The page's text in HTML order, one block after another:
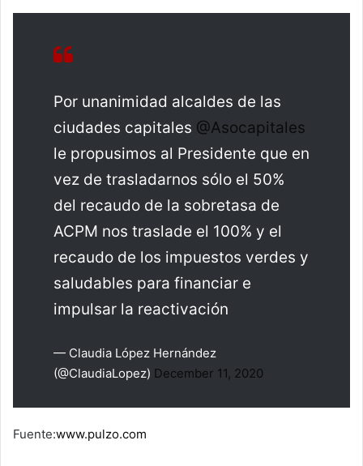
Por unanimidad alcaldes de las
ciudades capitales @Asocapitales
le propusimos al Presidente que en
vez de trasladarnos sólo el 50%
del recaudo de la sobretasa de
ACPM nos traslade el 100% y el
recaudo de los impuestos verdes y
saludables para financiar e
impulsar la reactivación
— Claudia López Hernández
(@ClaudiaLopez) December 11, 2020
Fuente:www.pulzo.com